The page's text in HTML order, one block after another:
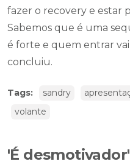
fazer o recovery e estar
Sabemos que é uma
é forte e quem entrar
concluiu.
Tags: sandry
volante
'É